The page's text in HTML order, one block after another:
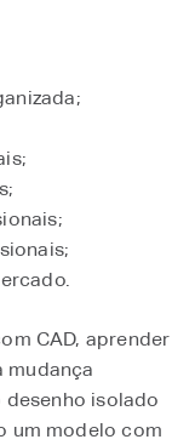
CAD, aprender
mudança
isolado
um modelo com